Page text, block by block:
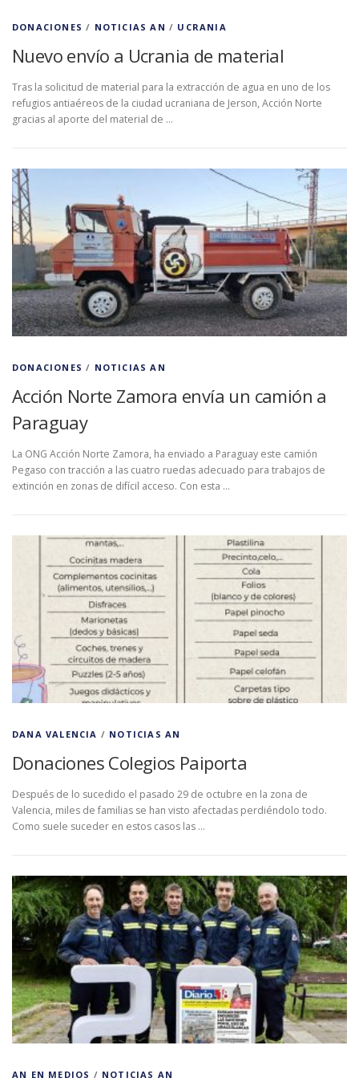
DONACIONES / NOTICIAS AN / UCRANIA
Nuevo envío a Ucrania de material
Tras la solicitud de material para la extracción de agua en uno de los
refugios antiaéreos de la ciudad ucraniana de Jerson, Acción Norte
gracias al aporte del material de …
DONACIONES / NOTICIAS AN
Acción Norte Zamora envía un camión a
Paraguay
La ONG Acción Norte Zamora, ha enviado a Paraguay este camión
Pegaso con tracción a las cuatro ruedas adecuado para trabajos de
extinción en zonas de difícil acceso. Con esta …
DANA VALENCIA / NOTICIAS AN
Donaciones Colegios Paiporta
Después de lo sucedido el pasado 29 de octubre en la zona de
Valencia, miles de familias se han visto afectadas perdiéndolo todo.
Como suele suceder en estos casos las …
AN EN MEDIOS / NOTICIAS AN